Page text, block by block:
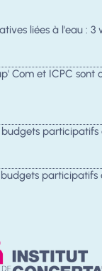
liées à l'eau : 3
Com et ICPC sont
budgets participatifs
budgets participatifs